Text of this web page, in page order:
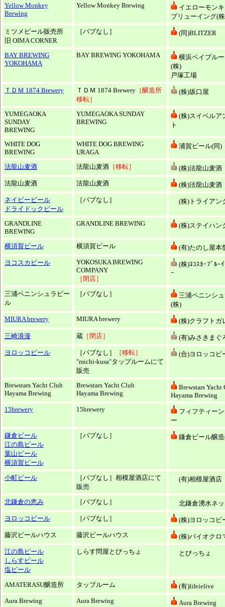
Yellow Monkey
Brewing
Yellow Monkey Brewing
イエローモン
ブリューイング(
ミツメビール販売所
旧 OIMA CORNER
［パブなし］ (同)BLITZER
BAY BREWING
YOKOHAMA
BAY BREWING YOKOHAMA
横浜ベイブル
(株)
戸塚工場
ＴＤＭ 1874 Brewery
ＴＤＭ 1874 Brewery ［醸造所
移転］
(株)坂口屋
YUMEGAOKA
SUNDAY
BREWING
YUMEGAOKA SUNDAY
BREWING
(株)スイベルア
ト
WHITE DOG
BREWING
WHITE DOG BREWING
URAGA
浦賀ビール(同)
法龍山麦酒 法龍山麦酒 ［移転］
(株)法龍山麦酒
法龍山麦酒
法龍山麦酒
(株)法龍山麦酒
ネイビービール
ドライドックビール
［パブなし］ (株)トライアン
GRANDLINE
BREWING
GRANDLINE BREWING (株)ステイハン
横須賀ビール 横須賀ビール
(有)たのし屋本
ヨコスカビール
YOKOSUKA BREWING
COMPANY
［閉店］
(株)ﾖｺｽｶ･ﾌﾞﾙｰ
ｰ
三浦ペニンシュラビー
ル
［パブなし］
三浦ペニンシ
(株)
MIURA brewery
MIURA brewery
(株)クラフトガ
三崎浪漫
蔵 ［閉店］
(有)みさきまぐ
ヨロッコビール
［パブなし］
［移転］
"michi-kusa"タップルームにて
販売
(合)ヨロッコビ
Brewstars Yacht Club
Hayama Brewing
Brewstars Yacht Club
Hayama Brewing
Brewstars Yacht
Hayama Brewing
15brewery
15brewery
フィフティー
ー
鎌倉ビール
江の島ビール
葉山ビール
横須賀ビール
［パブなし］ 鎌倉ビール醸
小町ビール
［パブなし］相模屋酒店にて
販売
(有)相模屋酒店
北鎌倉の恵み ［パブなし］
北鎌倉湧水ネ
ヨロッコビール
［パブなし］
(株)ヨロッコビ
藤沢ビールハウス
藤沢ビールハウス
(株)バイオクロ
江の島ビール
しらすビール
塩ビール
しらす問屋とびっちょ とびっちょ
AMATERASU醸造所 タップルーム
(有)lifeielive
Aura Brewing
Aura Brewing
Aura Brewing